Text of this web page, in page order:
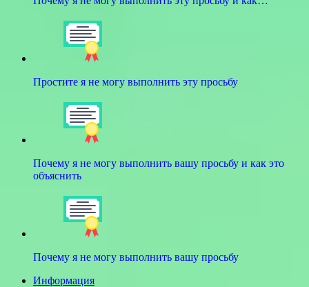
Простите я не могу выполнить эту просьбу
Почему я не могу выполнить вашу просьбу и как это
объяснить
Почему я не могу выполнить вашу просьбу
Информация